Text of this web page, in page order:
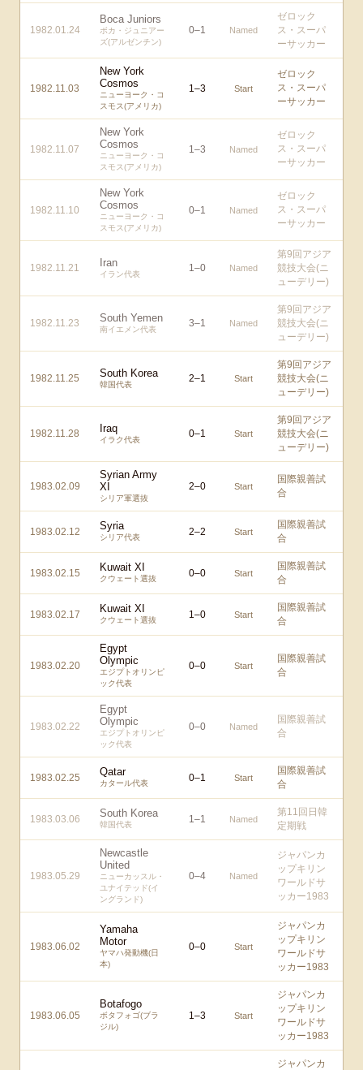
1982.01.24
Boca Juniors
ボカ・ジュニアー
ズ(アルゼンチン)
0–1 Named
ゼロック
ス・スーパ
ーサッカー
1982.11.03
New York
Cosmos
ニューヨーク・コ
スモス(アメリカ)
1–3 Start
ゼロック
ス・スーパ
ーサッカー
1982.11.07
New York
Cosmos
ニューヨーク・コ
スモス(アメリカ)
1–3 Named
ゼロック
ス・スーパ
ーサッカー
1982.11.10
New York
Cosmos
ニューヨーク・コ
スモス(アメリカ)
0–1 Named
ゼロック
ス・スーパ
ーサッカー
1982.11.21 Iran
イラン代表
1–0 Named
第9回アジア
競技大会(ニ
ューデリー)
1982.11.23 South Yemen
南イエメン代表
3–1 Named
第9回アジア
競技大会(ニ
ューデリー)
1982.11.25 South Korea
韓国代表
2–1 Start
第9回アジア
競技大会(ニ
ューデリー)
1982.11.28 Iraq
イラク代表
0–1 Start
第9回アジア
競技大会(ニ
ューデリー)
1983.02.09
Syrian Army
XI
シリア軍選抜
2–0 Start
国際親善試
合
1983.02.12 Syria
シリア代表 2–2 Start
国際親善試
合
1983.02.15 Kuwait XI
クウェート選抜 0–0 Start
国際親善試
合
1983.02.17 Kuwait XI
クウェート選抜 1–0 Start
国際親善試
合
1983.02.20
Egypt
Olympic
エジプトオリンピ
ック代表
0–0 Start
国際親善試
合
1983.02.22
Egypt
Olympic
エジプトオリンピ
ック代表
0–0 Named
国際親善試
合
1983.02.25 Qatar
カタール代表 0–1 Start
国際親善試
合
1983.03.06 South Korea
韓国代表 1–1 Named
第11回日韓
定期戦
1983.05.29
Newcastle
United
ニューカッスル・
ユナイテッド(イ
ングランド)
0–4 Named
ジャパンカ
ップキリン
ワールドサ
ッカー1983
1983.06.02
Yamaha
Motor
ヤマハ発動機(日
本)
0–0 Start
ジャパンカ
ップキリン
ワールドサ
ッカー1983
1983.06.05
Botafogo
ボタフォゴ(ブラ
ジル)
1–3 Start
ジャパンカ
ップキリン
ワールドサ
ッカー1983
ジャパンカ